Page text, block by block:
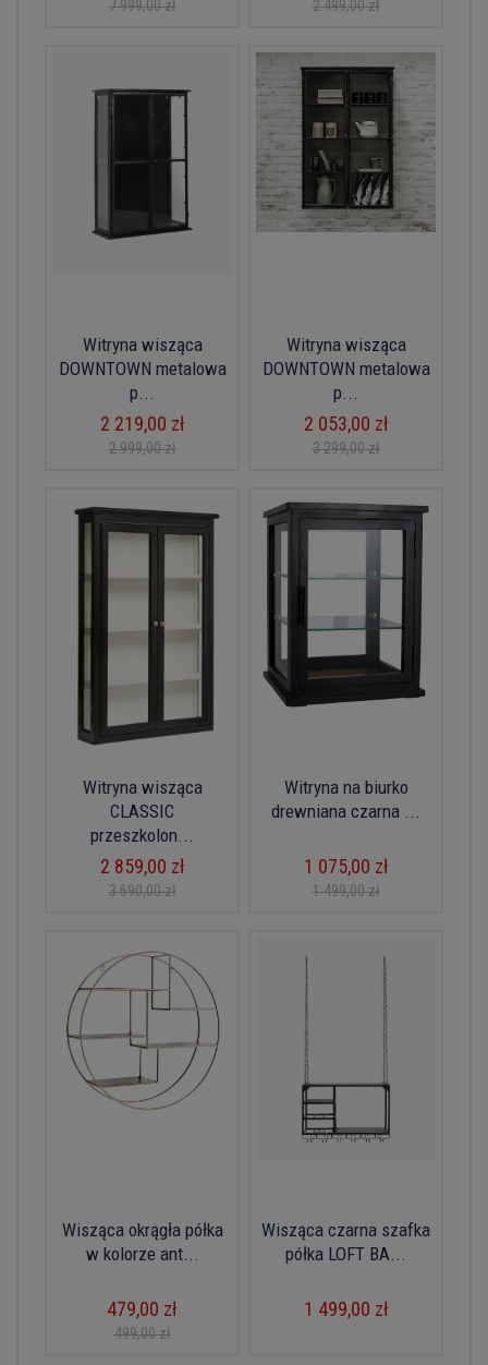
7 999,00 zł 2 499,00 zł
Witryna wisząca
DOWNTOWN metalowa
p...
2 219,00 zł
2 999,00 zł
Witryna wisząca
DOWNTOWN metalowa
p...
2 053,00 zł
3 299,00 zł
Witryna wisząca
CLASSIC
przeszkolon...
2 859,00 zł
3 690,00 zł
Witryna na biurko
drewniana czarna ...
1 075,00 zł
1 499,00 zł
Wisząca okrągła półka
w kolorze ant...
479,00 zł
499,00 zł
Wisząca czarna szafka
półka LOFT BA...
1 499,00 zł